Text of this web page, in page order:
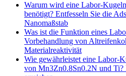
Warum wird eine Labor-
benötigt? Entfesseln Sie die
Nanomaßstab
Was ist die Funktion eines
Vorbehandlung von
Materialreaktivität
Wie gewährleistet eine Labor-
von Mn3Zn0.8Sn0.2N und Ti?